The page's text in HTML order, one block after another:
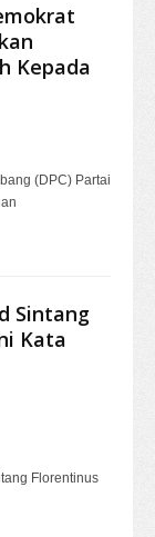
Kepada
(DPC) Partai
Sintang
Kata
Florentinus